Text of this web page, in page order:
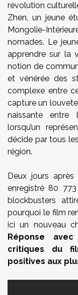
révolution
Zhen, un jeune
Mongolie-
nomades. Le
apprendre sur la
notion de
et vénérée des
complexe entre
capture un
naissante entre
lorsqu’un
décide par tous
région.
Deux jours après
enregistré 80
blockbusters
pourquoi le film
ici un nouveau
Réponse
critiques du
positives aux